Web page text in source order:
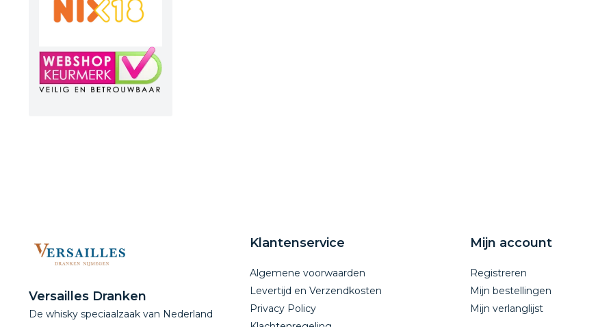
Versailles Dranken
De whisky speciaalzaak van Nederland
Klantenservice
Algemene voorwaarden
Levertijd en Verzendkosten
Privacy Policy
Mijn account
Registreren
Mijn bestellingen
Mijn verlanglijst